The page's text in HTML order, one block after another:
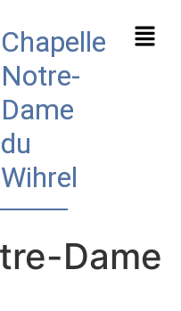
Chapelle
Notre-
Dame
du
Wihrel
Dame